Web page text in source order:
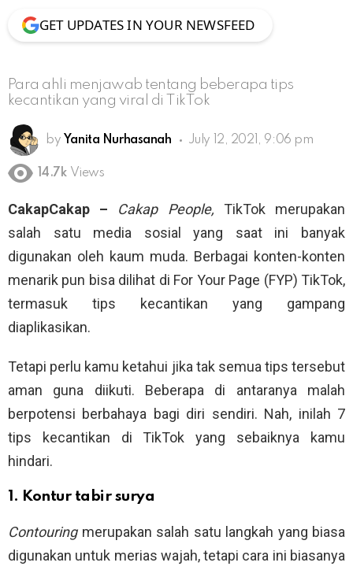
GET UPDATES IN YOUR NEWSFEED
Para ahli menjawab tentang beberapa tips
kecantikan yang viral di TikTok
by Yanita Nurhasanah July 12, 2021, 9:06 pm
14.7k Views
CakapCakap – Cakap People, TikTok merupakan
salah satu media sosial yang saat ini banyak
digunakan oleh kaum muda. Berbagai konten-konten
menarik pun bisa dilihat di For Your Page (FYP) TikTok,
termasuk tips kecantikan yang gampang
diaplikasikan.
Tetapi perlu kamu ketahui jika tak semua tips tersebut
aman guna diikuti. Beberapa di antaranya malah
berpotensi berbahaya bagi diri sendiri. Nah, inilah 7
tips kecantikan di TikTok yang sebaiknya kamu
hindari.
1. Kontur tabir surya
Contouring merupakan salah satu langkah yang biasa
digunakan untuk merias wajah, tetapi cara ini biasanya